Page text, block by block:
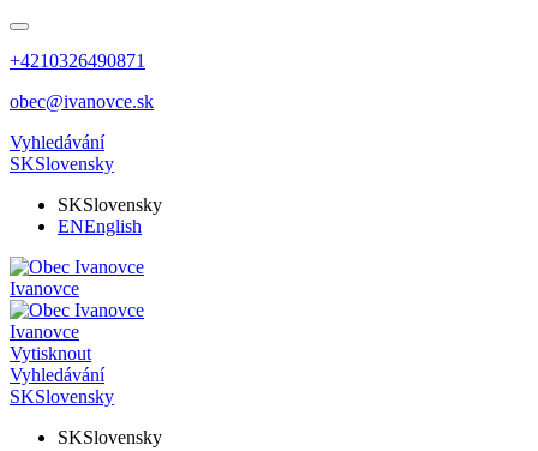
+4210326490871
obec@ivanovce.sk
Vyhledávání
SKSlovensky
SKSlovensky
ENEnglish
Ivanovce
Ivanovce
Vytisknout
Vyhledávání
SKSlovensky
SKSlovensky